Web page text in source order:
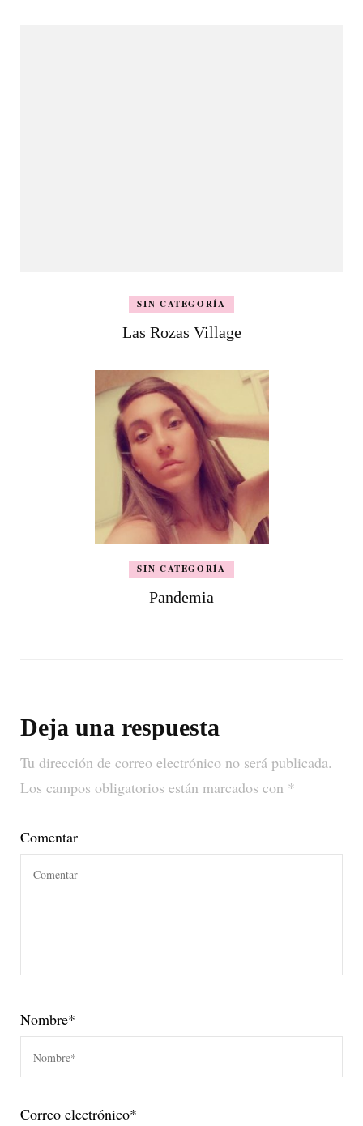
SIN CATEGORÍA
Las Rozas Village
SIN CATEGORÍA
Pandemia
Deja una respuesta
Tu dirección de correo electrónico no será publicada.
Los campos obligatorios están marcados con *
Comentar
Nombre*
Correo electrónico*